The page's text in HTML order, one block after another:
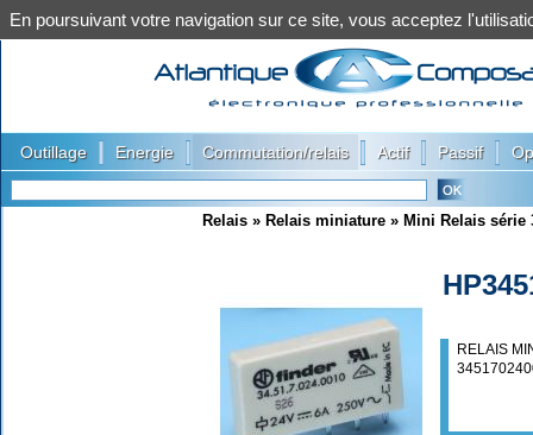
Outillage Energie Commutation/relais Actif Passif
Relais » Relais miniature » Mini Relais série
RELAIS
En poursuivant votre navigation sur ce site, vous acceptez